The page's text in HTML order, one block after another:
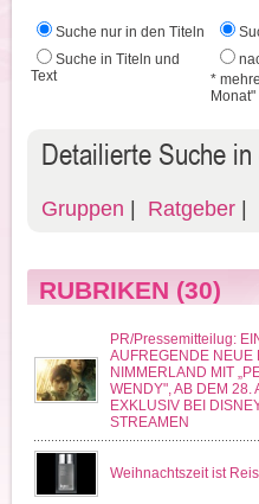
Suche nur in den Titeln
Suche in Titeln und
Text
*
Monat"
Detailierte Suche
Gruppen | Ratgeber|
RUBRIKEN (30)
PR/Pressemitteilug:
AUFREGENDE NEUE
NIMMERLAND MIT
WENDY", AB DEM 28.
EXKLUSIV BEI
STREAMEN
Weihnachtszeit ist